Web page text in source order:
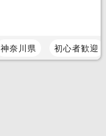
神奈川県 初心者歓迎